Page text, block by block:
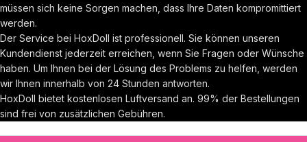
müssen sich keine Sorgen machen, dass Ihre Daten kompromittiert
werden.
Der Service bei HoxDoll ist professionell. Sie können unseren
Kundendienst jederzeit erreichen, wenn Sie Fragen oder Wünsche
haben. Um Ihnen bei der Lösung des Problems zu helfen, werden
wir Ihnen innerhalb von 24 Stunden antworten.
HoxDoll bietet kostenlosen Luftversand an. 99% der Bestellungen
sind frei von zusätzlichen Gebühren.